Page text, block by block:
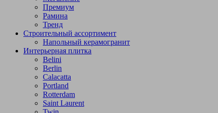
Премиум
Рамина
Тренд
Строительный ассортимент
Напольный керамогранит
Интерьерная плитка
Belini
Berlin
Calacatta
Portland
Rotterdam
Saint Laurent